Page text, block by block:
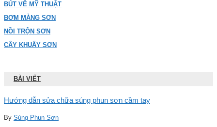
BÚT VẼ MỸ THUẬT
BƠM MÀNG SƠN
NỒI TRỘN SƠN
CÂY KHUẤY SƠN
BÀI VIẾT
Hướng dẫn sửa chữa súng phun sơn cầm tay
By Súng Phun Sơn